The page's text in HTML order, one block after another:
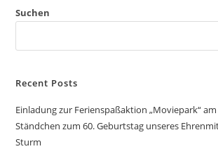
Suchen
Recent Posts
Einladung zur Ferienspaßaktion „Moviepark“ am
Ständchen zum 60. Geburtstag unseres
Sturm